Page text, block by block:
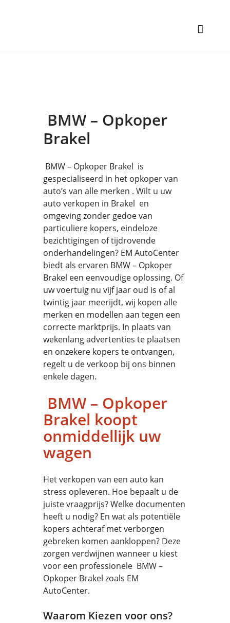
BMW – Opkoper
Brakel
BMW – Opkoper Brakel is
gespecialiseerd in het opkoper van
auto’s van alle merken . Wilt u uw
auto verkopen in Brakel en
omgeving zonder gedoe van
particuliere kopers, eindeloze
bezichtigingen of tijdrovende
onderhandelingen? EM AutoCenter
biedt als ervaren BMW – Opkoper
Brakel een eenvoudige oplossing. Of
uw voertuig nu vijf jaar oud is of al
twintig jaar meerijdt, wij kopen alle
merken en modellen aan tegen een
correcte marktprijs. In plaats van
wekenlang advertenties te plaatsen
en onzekere kopers te ontvangen,
regelt u de verkoop bij ons binnen
enkele dagen.
BMW – Opkoper
Brakel koopt
onmiddellijk uw
wagen
Het verkopen van een auto kan
stress opleveren. Hoe bepaalt u de
juiste vraagprijs? Welke documenten
heeft u nodig? En wat als potentiële
kopers achteraf met verborgen
gebreken komen aankloppen? Deze
zorgen verdwijnen wanneer u kiest
voor een professionele BMW –
Opkoper Brakel zoals EM
AutoCenter.
Waarom Kiezen voor ons?